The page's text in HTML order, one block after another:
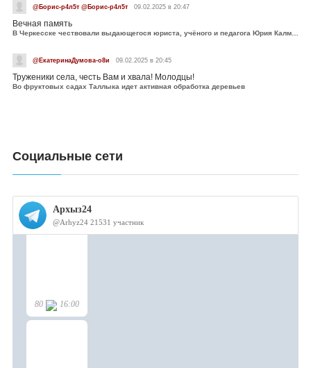
@Борис-р4л5т @Борис-р4л5т 09.02.2025 в 20:47
Вечная память
В Черкесске чествовали выдающегося юриста, учёного и педагога Юрия Калмыкова
@ЕкатеринаДумова-о8и 09.02.2025 в 20:45
Труженики села, честь Вам и хвала! Молодцы!
Во фруктовых садах Таллыка идет активная обработка деревьев
Социальные сети